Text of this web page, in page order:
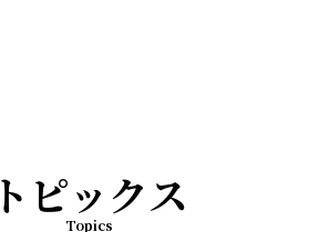
トピックス
Topics